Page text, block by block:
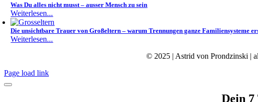
Was Du alles nicht musst – ausser Mensch zu sein
Weiterlesen...
Die unsichtbare Trauer von Großeltern – warum Trennungen ganze Familiensysteme
Weiterlesen...
© 2025 | Astrid von Prondzinski |
Page load link
Dein